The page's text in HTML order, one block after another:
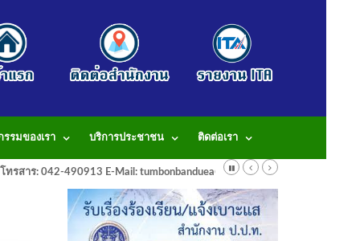
รรมของเรา บริการประชาชน ติดต่อเรา
สาร: 042-490913 E-Mail: tumbonbanduea@gmail.com